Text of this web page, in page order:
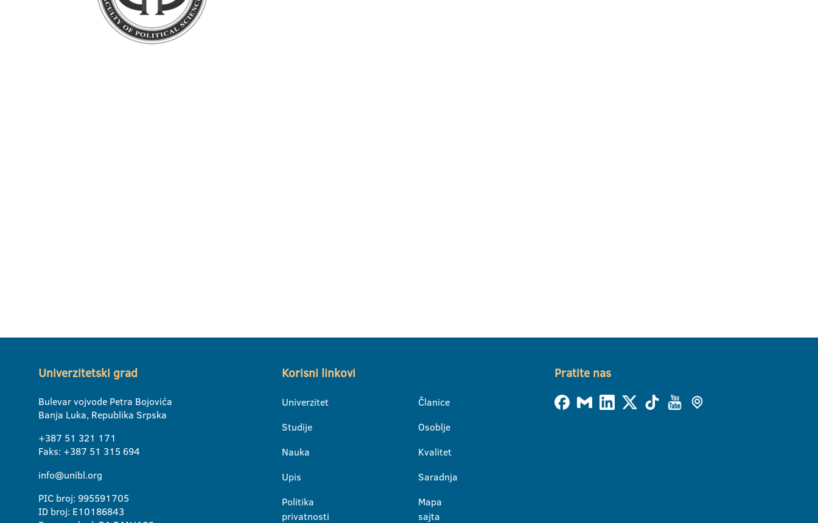
Univerzitetski grad
Bulevar vojvode Petra Bojovića
Banja Luka, Republika Srpska
+387 51 321 171
Faks: +387 51 315 694
info@unibl.org
PIC broj: 995591705
ID broj: E10186843
Korisni linkovi
Univerzitet
Studije
Nauka
Upis
Politika
privatnosti
Članice
Osoblje
Kvalitet
Saradnja
Mapa
sajta
Pratite nas